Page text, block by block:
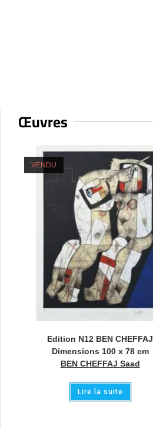
Œuvres
VENDU
Edition N12 BEN CHEFFAJ
Dimensions 100 x 78 cm
BEN CHEFFAJ Saad
Lire la suite